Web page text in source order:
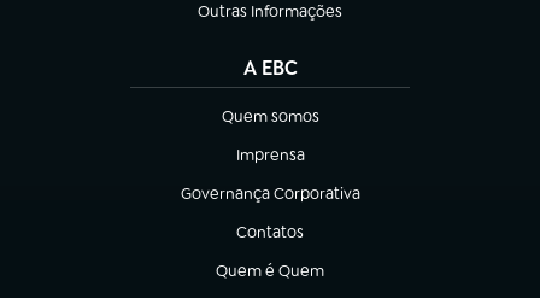
Outras Informações
(abre em nova aba)
A EBC
Quem somos
(abre em nova aba)
Imprensa
(abre em nova aba)
Governança Corporativa
(abre em nova aba)
Contatos
(abre em nova aba)
Quem é Quem
(abre em nova aba)